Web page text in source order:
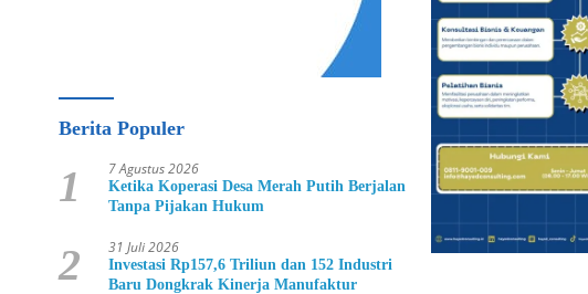
Berita Populer
1 7 Agustus 2026
Ketika Koperasi Desa Merah Putih Berjalan
Tanpa Pijakan Hukum
2 31 Juli 2026
Investasi Rp157,6 Triliun dan 152 Industri
Baru Dongkrak Kinerja Manufaktur